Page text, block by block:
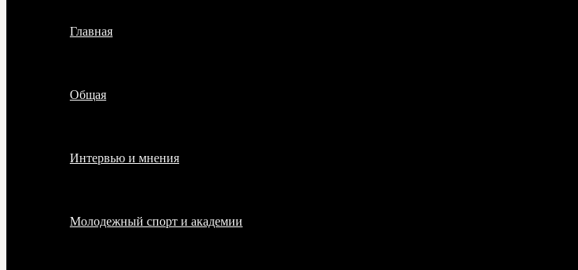
Главная
Общая
Интервью и мнения
Молодежный спорт и академии